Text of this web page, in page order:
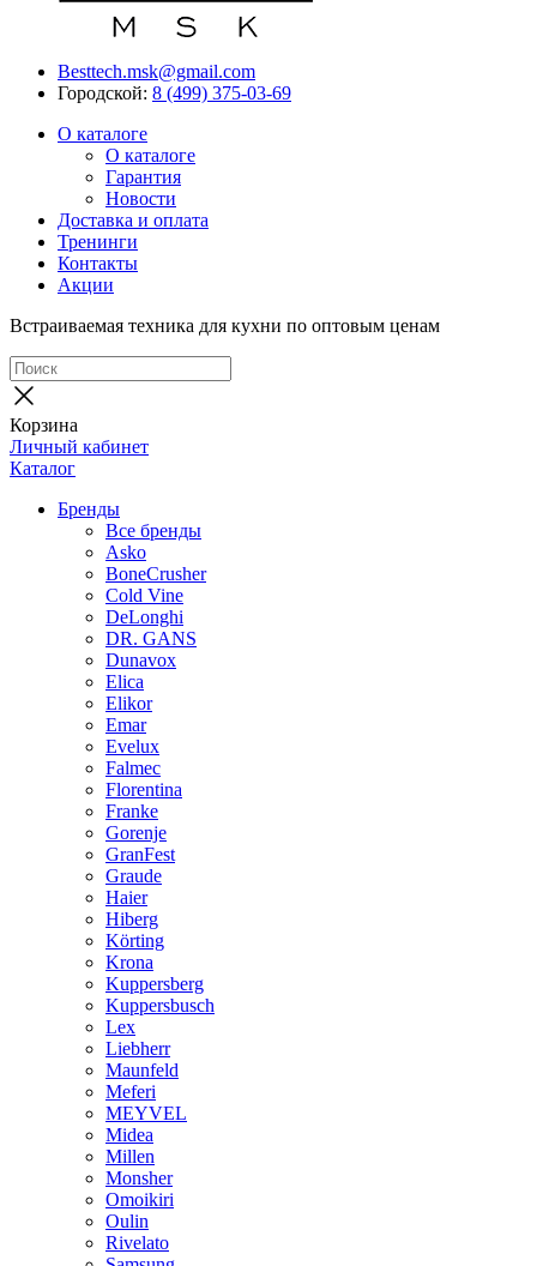
Besttech.msk@gmail.com
Городской: 8 (499) 375-03-69
О каталоге
О каталоге
Гарантия
Новости
Доставка и оплата
Тренинги
Контакты
Акции
Встраиваемая техника для кухни по оптовым ценам
Корзина
Личный кабинет
Каталог
Бренды
Все бренды
Asko
BoneCrusher
Cold Vine
DeLonghi
DR. GANS
Dunavox
Elica
Elikor
Emar
Evelux
Falmec
Florentina
Franke
Gorenje
GranFest
Graude
Haier
Hiberg
Körting
Krona
Kuppersberg
Kuppersbusch
Lex
Liebherr
Maunfeld
Meferi
MEYVEL
Midea
Millen
Monsher
Omoikiri
Oulin
Rivelato